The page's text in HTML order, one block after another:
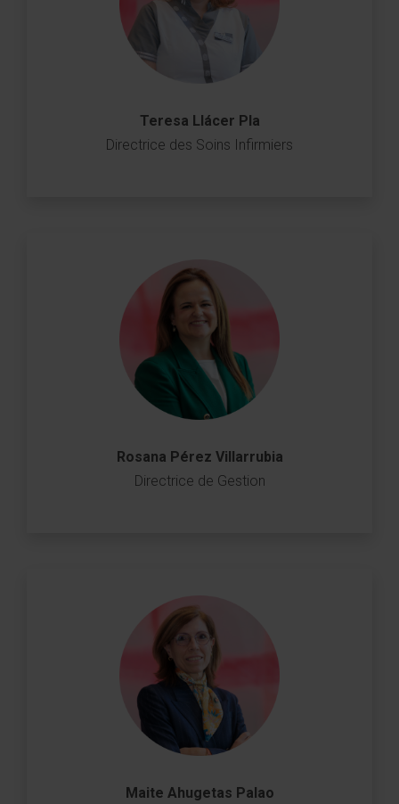
Teresa Llácer Pla
Directrice des Soins Infirmiers
Rosana Pérez Villarrubia
Directrice de Gestion
Maite Ahugetas Palao